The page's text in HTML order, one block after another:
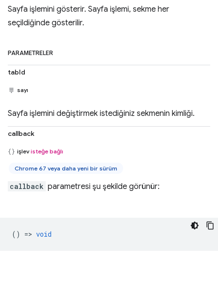
Sayfa işlemini gösterir. Sayfa işlemi, sekme her
seçildiğinde gösterilir.
PARAMETRELER
tabId
sayı
Sayfa işlemini değiştirmek istediğiniz sekmenin kimliği.
callback
işlevisteğe bağlı
Chrome 67 veya daha yeni bir sürüm
callback parametresi şu şekilde görünür:
() => void